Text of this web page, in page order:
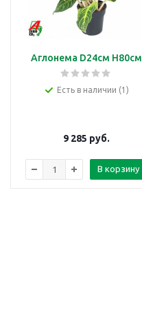
Аглонема D24см H80см
Есть в наличии (1)
9 285 руб.
В корзину